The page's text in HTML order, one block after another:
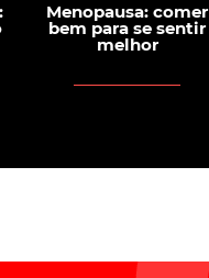
Menopausa: comer
bem para se sentir
melhor